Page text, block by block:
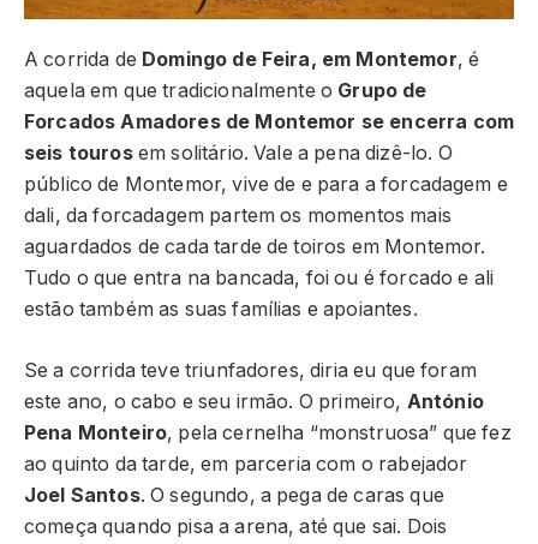
A corrida de Domingo de Feira, em Montemor, é
aquela em que tradicionalmente o Grupo de
Forcados Amadores de Montemor se encerra com
seis touros em solitário. Vale a pena dizê-lo. O
público de Montemor, vive de e para a forcadagem e
dali, da forcadagem partem os momentos mais
aguardados de cada tarde de toiros em Montemor.
Tudo o que entra na bancada, foi ou é forcado e ali
estão também as suas famílias e apoiantes.
Se a corrida teve triunfadores, diria eu que foram
este ano, o cabo e seu irmão. O primeiro, António
Pena Monteiro, pela cernelha “monstruosa” que fez
ao quinto da tarde, em parceria com o rabejador
Joel Santos. O segundo, a pega de caras que
começa quando pisa a arena, até que sai. Dois